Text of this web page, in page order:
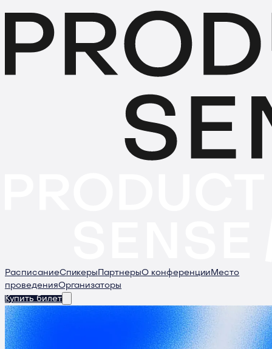
РасписаниеСпикеры ПартнерыО конференции Место
проведенияОрганизаторы
Купить билет